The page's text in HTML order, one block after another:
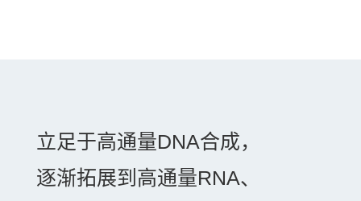
立足于高通量DNA合成，
逐渐拓展到高通量RNA、